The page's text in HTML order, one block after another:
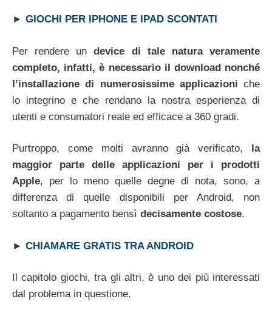
► GIOCHI PER IPHONE E IPAD SCONTATI
Per rendere undevice di tale natura veramente
completo, infatti, è necessario il download nonché
l’installazione di numerosissime applicazioni che
lo integrino e che rendano la nostra esperienza di
utenti e consumatori reale ed efficace a 360 gradi.
Purtroppo, come molti avranno già verificato, la
maggior parte delle applicazioni per i prodotti
Apple, per lo meno quelle degne di nota, sono, a
differenza di quelle disponibili per Android, non
soltanto a pagamento bensì decisamente costose.
► CHIAMARE GRATIS TRA ANDROID
Il capitolo giochi, tra gli altri, è uno dei più interessati
dal problema in questione.